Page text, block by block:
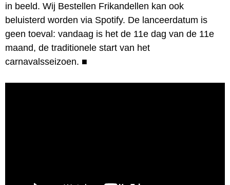
in beeld. Wij Bestellen Frikandellen kan ook
beluisterd worden via Spotify. De lanceerdatum is
geen toeval: vandaag is het de 11e dag van de 11e
maand, de traditionele start van het
carnavalsseizoen. ■